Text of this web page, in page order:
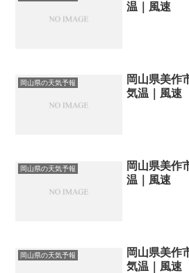
温｜風速
岡山県の天気予報
岡山県美作
気温｜風速
岡山県の天気予報
岡山県美作
温｜風速
岡山県の天気予報
岡山県美作
気温｜風速